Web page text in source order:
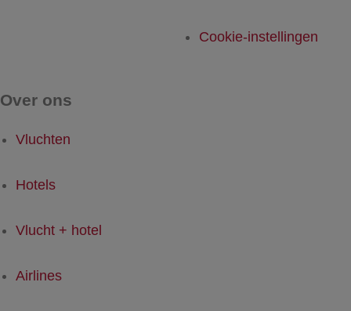
Cookie-instellingen
Over ons
Vluchten
Hotels
Vlucht + hotel
Airlines